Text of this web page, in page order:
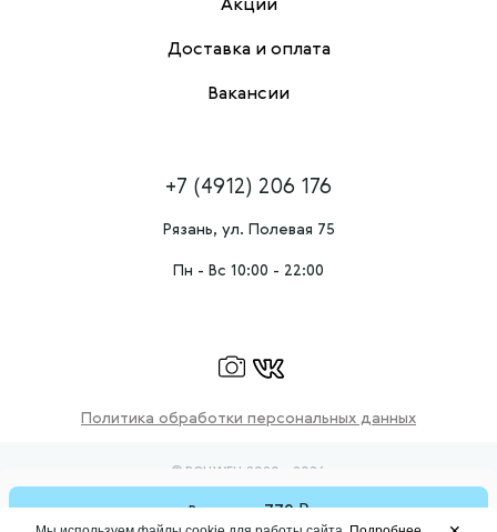
В корзину770₽
Акции
Доставка и оплата
Вакансии
+7 (4912) 206 176
Рязань, ул. Полевая 75
Пн - Вс 10:00 - 22:00
Политика обработки персональных данных
© ROLLWELL 2020 - 2026
ИП Стреж Григорий ЮрьевичИНН: 710303653808